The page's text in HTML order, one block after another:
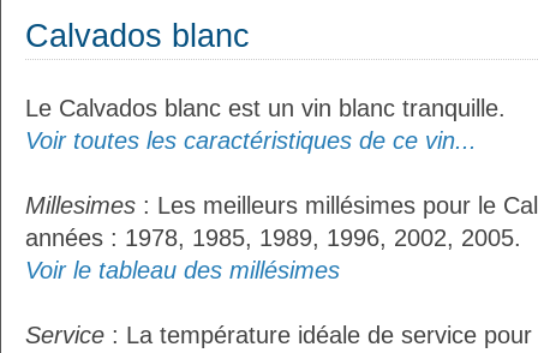
Calvados blanc
Le Calvados blanc est un vin blanc tranquille.
Voir toutes les caractéristiques de ce vin...
Millesimes : Les meilleurs millésimes pour le
années : 1978, 1985, 1989, 1996, 2002, 2005.
Voir le tableau des millésimes
Service : La température idéale de service